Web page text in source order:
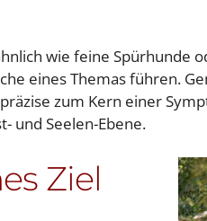
wie feine Spürhunde
eines Themas führen.
zum Kern einer
und Seelen-Ebene.
Ziel